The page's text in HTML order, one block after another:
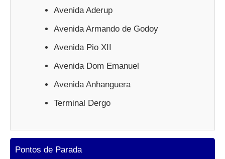
Avenida Aderup
Avenida Armando de Godoy
Avenida Pio XII
Avenida Dom Emanuel
Avenida Anhanguera
Terminal Dergo
Pontos de Parada